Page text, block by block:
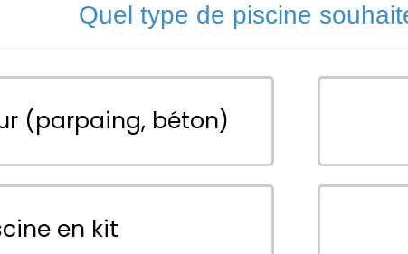
Quel type de piscine
(parpaing, béton)
en kit